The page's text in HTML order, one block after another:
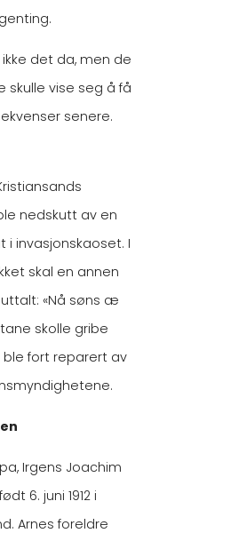
ikke det da, men de
skulle vise seg å få
senere.
nedskutt av en
i invasjonskaoset. I
skal en annen
«Nå søns æ
skolle gribe
ble fort reparert av
Irgens Joachim
6. juni 1912 i
Arnes foreldre